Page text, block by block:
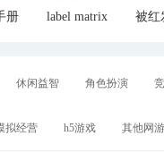
册
label matrix
被红
休闲益智 角色扮演
拟经营 h5游戏 其他网游